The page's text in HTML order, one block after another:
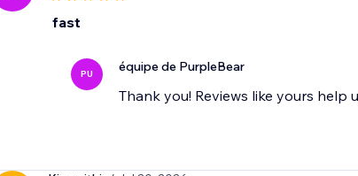
fast
PU équipe de PurpleBear
Thank you! Reviews like yours help